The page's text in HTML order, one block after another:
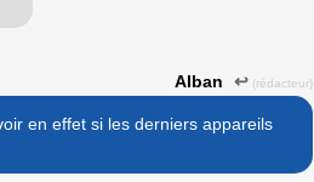
Alban ↩ (rédacteur)
en effet si les derniers appareils